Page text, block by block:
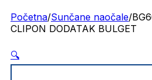
Početna/Sunčane naočale/
CLIPON DODATAK BULGET
🔍